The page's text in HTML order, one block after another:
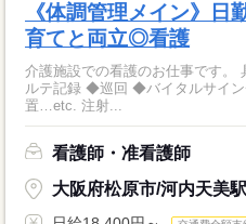
《体調管理メイン》日
育てと両立◎看護
介護施設での看護のお仕事です。 具体的には… ◆内服薬の管理 ◆カ
ルテ記録 ◆巡回 ◆バイタルサイ
置…etc. 注射...
看護師・准看護師
大阪府松原市/河内天美駅